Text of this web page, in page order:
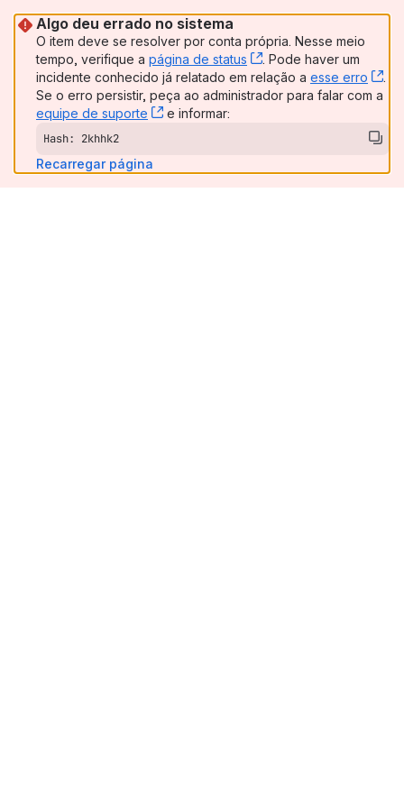
Algo deu errado no sistema
O item deve se resolver por conta própria. Nesse meio
tempo, verifique a página de status , (opens new window)
. Pode haver um
incidente conhecido já relatado em relação a esse erro ,
.
Se o erro persistir, peça ao administrador para falar com a
equipe de suporte
, (opens new window)
e informar:
Hash: 2khhk2
Recarregar página